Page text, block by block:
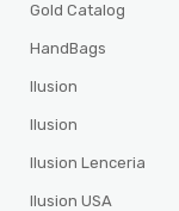
Gold Catalog
HandBags
Ilusion
Ilusion
Ilusion Lenceria
Ilusion USA